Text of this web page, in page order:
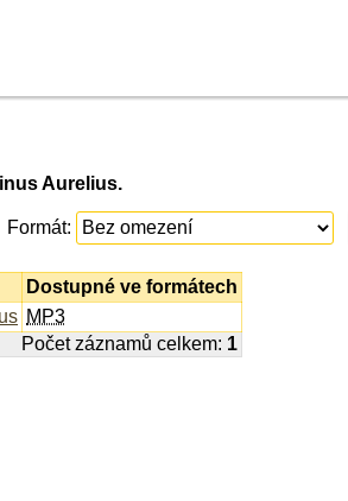
Aurelius.
Formát:
Dostupné ve formátech
MP3
Počet záznamů celkem: 1